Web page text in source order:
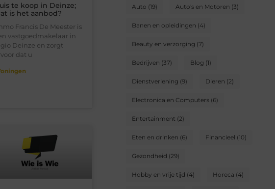
te koop in Deinze;
is het aanbod?
Francis De Meester is
vastgoedmakelaar in
Deinze en zorgt
dat u
Auto (19) Auto's en Motoren (3)
Banen en opleidingen (4)
Beauty en verzorging (7)
Bedrijven (37) Blog (1)
Dienstverlening (9) Dieren (2)
Electronica en Computers (6)
Entertainment (2)
Eten en drinken (6) Financieel (10)
Gezondheid (29)
Hobby en vrije tijd (4) Horeca (4)